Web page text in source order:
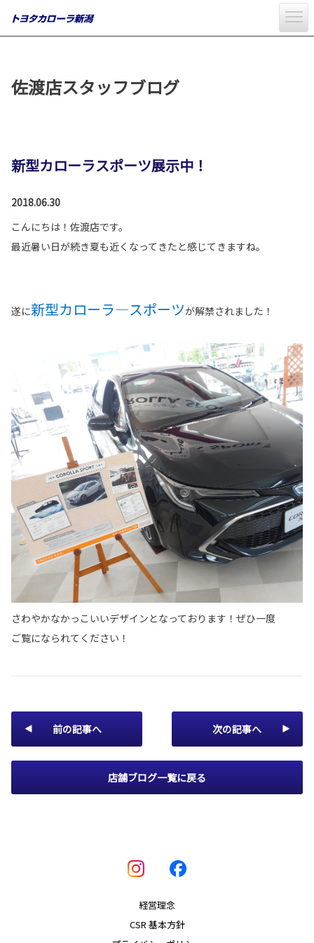
佐渡店スタッフブログ
新型カローラスポーツ展示中！
2018.06.30
こんにちは！佐渡店です。
最近暑い日が続き夏も近くなってきたと感じてきますね。
遂に新型カローラ―スポーツが解禁されました！
さわやかなかっこいいデザインとなっております！ぜひ一度
ご覧になられてください！
前の記事へ
店舗ブログ一覧に戻る
次の記事へ
経営理念
CSR 基本方針